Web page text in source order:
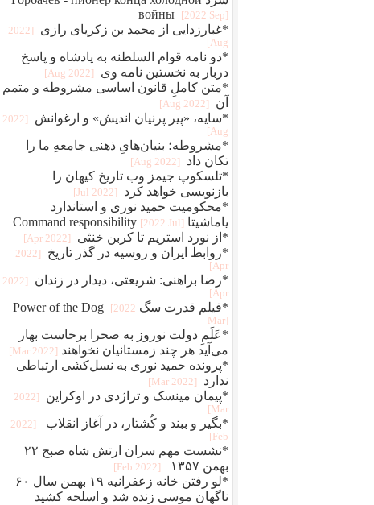
войны
[2022 Sep]
*غبارزدایی از محمد بن زکریای رازی
[2022
Aug]
*دو نامه قوام‌ السلطنه به پادشاه و پاسخ
دربار به نخستین نامه وی
[2022 Aug]
*متن کاملِ قانون اساسی مشروطه و متمم
آن
[2022 Aug]
*سایه، «پیر پرنیان اندیش» و ارغوانش
[2022
Aug]
*مشروطه؛ بنیان‌هایِ ذهنی جامعهِ ما را
تکان داد
[2022 Aug]
*تلسکوپ جیمز وب تاریخ کیهان را
بازنویسی خواهد کرد
[2022 Jul]
*محکومیت حمید نوری و استاندارد
یاماشیتا Command responsibility [2022 Jul]
*از نورد استریم تا کربن خنثی [2022 Apr]
*روابط ایران و روسیه در گذر تاریخ
[2022
Apr]
*رضا براهنی: شریعتی، دیدار در زندان
[2022
Apr]
*فیلم قدرت سگ Power of the Dog [2022
Mar]
*عَلَمِ دولت نوروز به صحرا برخاست بهار
می‌آید هر چند زمستانیان نخواهند [2022 Mar]
*پرونده حمید نوری به نسل‌کشی ارتباطی
ندارد
[2022 Mar]
*پیمان مینسک و تراژدی در اوکراین
[2022
Mar]
*بگير و ببند و کُشتار، در آغاز انقلاب
[2022
Feb]
*نشست مهم سران ارتش شاه صبح ۲۲
بهمن ۱۳۵۷
[2022 Feb]
*لو رفتن خانه زعفرانیه ۱۹ بهمن سال ۶۰
ناگهان موسی زنده شد و اسلحه کشید